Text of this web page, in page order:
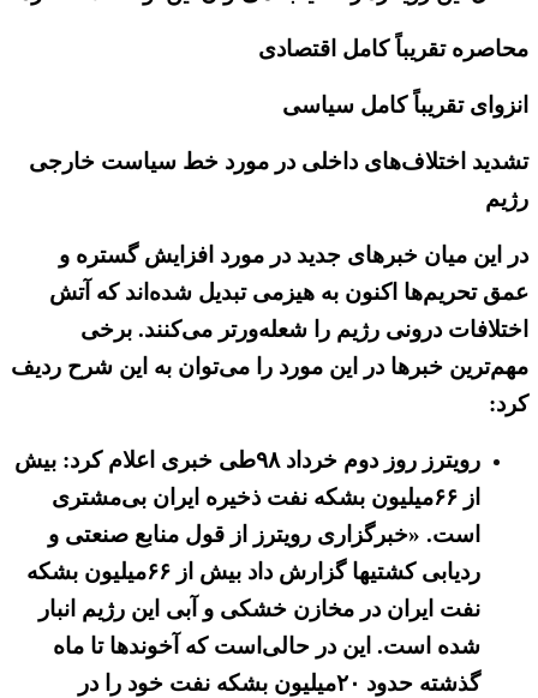
محاصره تقریباً کامل اقتصادی
انزوای تقریباً کامل سیاسی
تشدید اختلاف‌های داخلی در مورد خط سیاست خارجی
رژیم
در این میان خبرهای جدید در مورد افزایش گستره و
عمق تحریم‌ها اکنون به هیزمی تبدیل شده‌اند که آتش
اختلافات درونی رژیم را شعله‌ورتر می‌کنند. برخی
مهم‌ترین خبرها در این مورد را می‌توان به این شرح ردیف
کرد:
رویترز روز دوم خرداد ۹۸طی خبری اعلام کرد: بیش
از ۶۶میلیون بشکه نفت ذخیره ایران بی‌مشتری
است. «خبرگزاری رویترز از قول منابع صنعتی و
ردیابی کشتیها گزارش داد بیش از ۶۶میلیون بشکه
نفت ایران در مخازن خشکی و آبی این رژیم انبار
شده است. این در حالی‌است که آخوندها تا ماه
گذشته حدود ۲۰میلیون بشکه نفت خود را در